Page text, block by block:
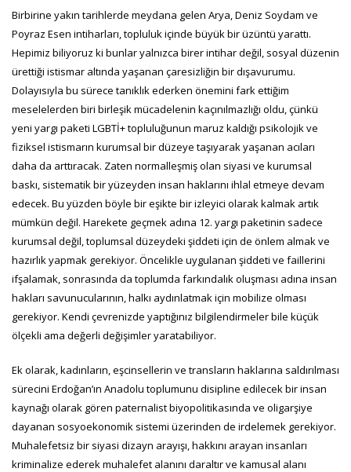
Birbirine yakın tarihlerde meydana gelen Arya, Deniz Soydam ve
Poyraz Esen intiharları, topluluk içinde büyük bir üzüntü yarattı.
Hepimiz biliyoruz ki bunlar yalnızca birer intihar değil, sosyal düzenin
ürettiği istismar altında yaşanan çaresizliğin bir dışavurumu.
Dolayısıyla bu sürece tanıklık ederken önemini fark ettiğim
meselelerden biri birleşik mücadelenin kaçınılmazlığı oldu, çünkü
yeni yargı paketi LGBTİ+ topluluğunun maruz kaldığı psikolojik ve
fiziksel istismarın kurumsal bir düzeye taşıyarak yaşanan acıları
daha da arttıracak. Zaten normalleşmiş olan siyasi ve kurumsal
baskı, sistematik bir yüzeyden insan haklarını ihlal etmeye devam
edecek. Bu yüzden böyle bir eşikte bir izleyici olarak kalmak artık
mümkün değil. Harekete geçmek adına 12. yargı paketinin sadece
kurumsal değil, toplumsal düzeydeki şiddeti için de önlem almak ve
hazırlık yapmak gerekiyor. Öncelikle uygulanan şiddeti ve faillerini
ifşalamak, sonrasında da toplumda farkındalık oluşması adına insan
hakları savunucularının, halkı aydınlatmak için mobilize olması
gerekiyor. Kendi çevrenizde yaptığınız bilgilendirmeler bile küçük
ölçekli ama değerli değişimler yaratabiliyor.
Ek olarak, kadınların, eşcinsellerin ve transların haklarına saldırılması
sürecini Erdoğan’ın Anadolu toplumunu disipline edilecek bir insan
kaynağı olarak gören paternalist biyopolitikasında ve oligarşiye
dayanan sosyoekonomik sistemi üzerinden de irdelemek gerekiyor.
Muhalefetsiz bir siyasi dizayn arayışı, hakkını arayan insanları
kriminalize ederek muhalefet alanını daraltır ve kamusal alanı